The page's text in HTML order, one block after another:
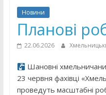
Новини
Планові
22.06.2026
Шановні
23 червня фахівці
проведуть масштабні